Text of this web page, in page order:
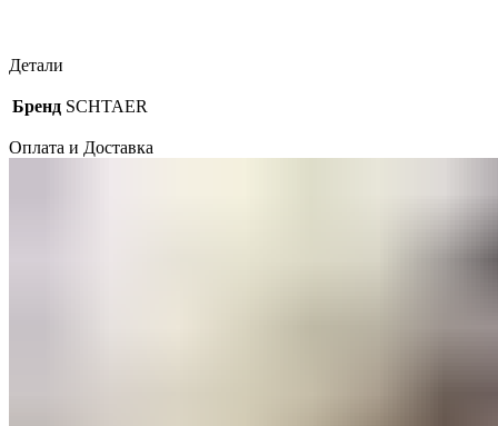
Детали
Бренд SCHTAER
Оплата и Доставка